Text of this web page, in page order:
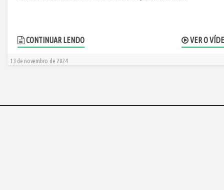
CONTINUAR LENDO VER O
13 de novembro de 2024